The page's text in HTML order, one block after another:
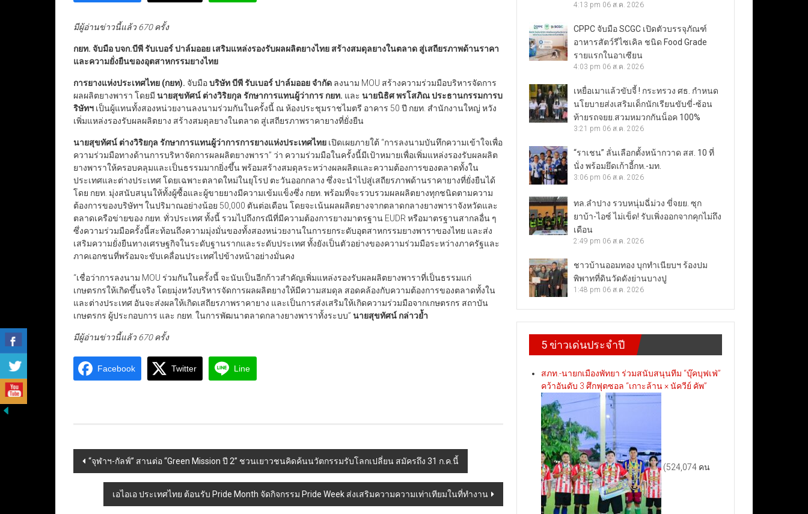
มีผู้อ่านข่าวนี้แล้ว 670 ครั้ง
กยท. จับมือ บจก.บีพี รับเบอร์ ปาล์มออย เสริมแหล่งรองรับผลผลิตยางไทย สร้างสมดุลยางในตลาด สู่เสถียรภาพด้านราคา
และความยั่งยืนของอุตสาหกรรมยางไทย
การยางแห่งประเทศไทย (กยท). จับมือบริษัท บีพี รับเบอร์ ปาล์มออย จำกัด ลงนาม MOU สร้างความร่วมมือบริหารจัดการ
ผลผลิตยางพารา โดยมี นายสุขทัศน์ ต่างวิริยกุล รักษาการแทนผู้ว่าการ กยท. และ นายนิธิศ พรโสภิณ ประธานกรรมการบ
ริษัทฯ เป็นผู้แทนทั้งสองหน่วยงานลงนามร่วมกันในครั้งนี้ ณ ห้องประชุมราชไมตรี อาคาร 50 ปี กยท. สำนักงานใหญ่ หวัง
เพิ่มแหล่งรองรับผลผลิตยาง สร้างสมดุลยางในตลาด สู่เสถียรภาพราคายางที่ยั่งยืน
นายสุขทัศน์ ต่างวิริยกุล รักษาการแทนผู้ว่าการการยางแห่งประเทศไทย เปิดเผยภายใต้ “การลงนามบันทึกความเข้าใจเพื่อ
ความร่วมมือทางด้านการบริหาจัดการผลผลิตยางพารา” ว่า ความร่วมมือในครั้งนี้มีเป้าหมายเพื่อเพิ่มแหล่งรองรับผลผลิต
ยางพาราให้ครอบคลุมและเป็นธรรมมากยิ่งขึ้น พร้อมสร้างสมดุลระหว่างผลผลิตและความต้องการของตลาดทั้งใน
ประเทศและต่างประเทศ โดยเฉพาะตลาดใหม่ในยุโรป ตะวันออกกลาง ซึ่งจะนำไปสู่เสถียรภาพด้านราคายางที่ยั่งยืนได้
โดย กยท. มุ่งสนับสนุนให้ทั้งผู้ซื้อและผู้ขายยางมีความเข้มแข็งซึ่ง กยท. พร้อมที่จะรวบรวมผลผลิตยางทุกชนิดตามความ
ต้องการของบริษัทฯ ในปริมาณอย่างน้อย 50,000 ตันต่อเดือน โดยจะเน้นผลผลิตยางจากตลาดกลางยางพาราจังหวัดและ
ตลาดเครือข่ายของ กยท. ทั่วประเทศ ทั้งนี้ รวมไปถึงกรณีที่มีความต้องการยางมาตรฐาน EUDR หรือมาตรฐานสากลอื่น ๆ
ซึ่งความร่วมมือครั้งนี้สะท้อนถึงความมุ่งมั่นของทั้งสองหน่วยงานในการยกระดับอุตสาหกรรมยางพาราของไทย และส่ง
เสริมความยั่งยืนทางเศรษฐกิจในระดับฐานรากและระดับประเทศ ทั้งยังเป็นตัวอย่างของความร่วมมือระหว่างภาครัฐและ
ภาคเอกชนที่พร้อมจะขับเคลื่อนประเทศไปข้างหน้าอย่างมั่นคง
“เชื่อว่าการลงนาม MOU ร่วมกันในครั้งนี้ จะนับเป็นอีกก้าวสำคัญเพิ่มแหล่งรองรับผลผลิตยางพาราที่เป็นธรรมแก่
เกษตรกรให้เกิดขึ้นจริง โดยมุ่งหวังบริหารจัดการผลผลิตยางให้มีความสมดุล สอดคล้องกับความต้องการของตลาดทั้งใน
และต่างประเทศ อันจะส่งผลให้เกิดเสถียรภาพราคายาง และเป็นการส่งเสริมให้เกิดความร่วมมือจากเกษตรกร สถาบัน
เกษตรกร ผู้ประกอบการ และ กยท. ในการพัฒนาตลาดกลางยางพาราทั้งระบบ” นายสุขทัศน์ กล่าวย้ำ
มีผู้อ่านข่าวนี้แล้ว 670 ครั้ง
Facebook Twitter Line
Post
navigation
“จุฬาฯ-กัลฟ์” สานต่อ “Green Mission ปี 2” ชวนเยาวชนคิดค้นนวัตกรรมรับโลกเปลี่ยน สมัครถึง 31 ก.ค.นี้
เอไอเอ ประเทศไทย ต้อนรับ Pride Month จัดกิจกรรม Pride Week ส่งเสริมความความเท่าเทียมในที่ทำงาน
4:13 pm 06 ส.ค. 2026
CPPC จับมือ SCGC เปิดตัวบรรจุภัณฑ์
อาหารสัตว์รีไซเคิล ชนิด Food Grade
รายแรกในอาเซียน
4:03 pm 06 ส.ค. 2026
เหยื่อเมาแล้วขับจี้ ! กระทรวง ศธ. กำหนด
นโยบายส่งเสริมเด็กนักเรียนขับขี่-ซ้อน
ท้ายรถจยย.สวมหมวกกันน็อค 100%
3:21 pm 06 ส.ค. 2026
“ราเชน” ลั่นเลือกตั้งหน้ากวาด สส. 10 ที่
นั่ง พร้อมยึดเก้าอี้กห.-มท.
3:06 pm 06 ส.ค. 2026
ทล.ลำปาง รวบหนุ่มฉี่ม่วง ขี่จยย. ซุก
ยาบ้า-ไอซ์ ไม่เข็ด! รับเพิ่งออกจากคุกไม่ถึง
เดือน
2:49 pm 06 ส.ค. 2026
ชาวบ้านออมทอง บุกทำเนียบฯ ร้องปม
พิพาทที่ดินวัดดังย่านบางปู
1:48 pm 06 ส.ค. 2026
5 ข่าวเด่นประจำปี
สภท.-นายกเมืองพัทยา ร่วมสนับสนุนทีม “บุ๊คบุฟเฟ่”
คว้าอันดับ 3 ศึกฟุตซอล “เกาะล้าน × นัควีย์ คัพ”
(524,074 คน